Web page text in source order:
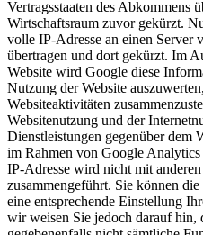
Vertragsstaaten des Abkommens
Wirtschaftsraum zuvor gekürzt.
volle IP-Adresse an einen Server
übertragen und dort gekürzt. Im
Website wird Google diese
Nutzung der Website
Websiteaktivitäten
Websitenutzung und der
Dienstleistungen gegenüber dem
im Rahmen von Google
IP-Adresse wird nicht mit
zusammengeführt. Sie können
eine entsprechende Einstellung
wir weisen Sie jedoch darauf hin,